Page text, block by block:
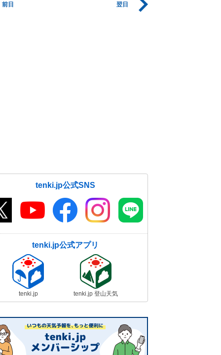
前日 翌日
tenki.jp公式SNS
tenki.jp公式アプリ
tenki.jp tenki.jp 登山天気